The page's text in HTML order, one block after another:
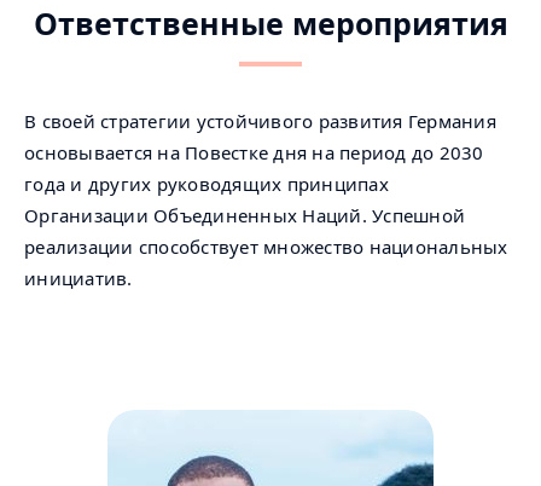
Ответственные мероприятия
В своей стратегии устойчивого развития Германия
основывается на Повестке дня на период до 2030
года и других руководящих принципах
Организации Объединенных Наций. Успешной
реализации способствует множество национальных
инициатив.